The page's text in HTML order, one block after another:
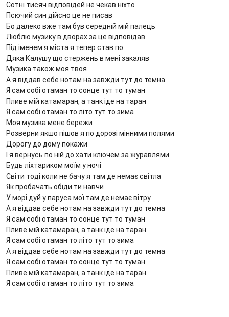
Сотні тисяч відповідей не чекав ніхто
Псючий син дійсно це не писав
Бо далеко вже там був середній мій палець
Люблю музику в дворах за це відповідав
Під іменем я міста я тепер став по
Дяка Калушу що стержень в мені закаляв
Музика також моя твоя
А я віддав себе нотам на завжди тут до темна
Я сам собі отаман то сонце тут то туман
Пливе мій катамаран, а танк іде на таран
Я сам собі отаман то літо тут то зима
Моя музика мене бережи
Розверни якшо пішов я по дорозі мінними полями
Дорогу до дому покажи
І я вернусь по ній до хати ключем за журавлями
Будь ліхтариком моїм у ночі
Світи тоді коли не бачу я там де немає світла
Як пробачать обіди ти навчи
У морі дуй у паруса мої там де немає вітру
А я віддав себе нотам на завжди тут до темна
Я сам собі отаман то сонце тут то туман
Пливе мій катамаран, а танк іде на таран
Я сам собі отаман то літо тут то зима
А я віддав себе нотам на завжди тут до темна
Я сам собі отаман то сонце тут то туман
Пливе мій катамаран, а танк іде на таран
Я сам собі отаман то літо тут то зима